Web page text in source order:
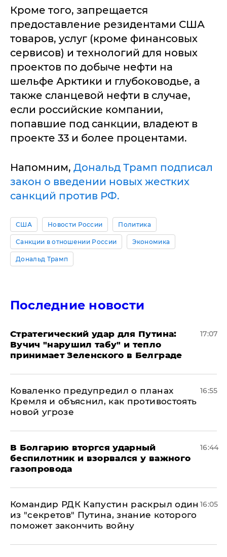
Кроме того, запрещается
предоставление резидентами США
товаров, услуг (кроме финансовых
сервисов) и технологий для новых
проектов по добыче нефти на
шельфе Арктики и глубоководье, а
также сланцевой нефти в случае,
если российские компании,
попавшие под санкции, владеют в
проекте 33 и более процентами.
Напомним, Дональд Трамп подписал
закон о введении новых жестких
санкций против РФ.
США Новости России Политика
Санкции в отношении России Экономика
Дональд Трамп
Последние новости
Стратегический удар для Путина:
Вучич "нарушил табу" и тепло
принимает Зеленского в Белграде
17:07
Коваленко предупредил о планах
Кремля и объяснил, как противостоять
новой угрозе
16:55
В Болгарию вторгся ударный
беспилотник и взорвался у важного
газопровода
16:44
Командир РДК Капустин раскрыл один
из "секретов" Путина, знание которого
поможет закончить войну
16:05